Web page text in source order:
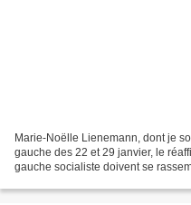
Marie-Noëlle Lienemann, dont je
gauche des 22 et 29 janvier, le
gauche socialiste doivent se